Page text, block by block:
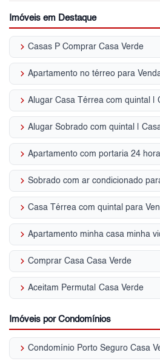
Imóveis em Destaque
keyboard_arrow_right Casas P Comprar Casa Verde
keyboard_arrow_right Apartamento no térreo para
keyboard_arrow_right Alugar Casa Térrea com quintal |
keyboard_arrow_right Alugar Sobrado com quintal |
keyboard_arrow_right
keyboard_arrow_right
keyboard_arrow_right Casa Térrea com quintal para
keyboard_arrow_right
keyboard_arrow_right Comprar Casa Casa Verde
keyboard_arrow_right Aceitam Permuta| Casa Verde
Imóveis por Condomínios
keyboard_arrow_right Condomínio Porto Seguro Casa